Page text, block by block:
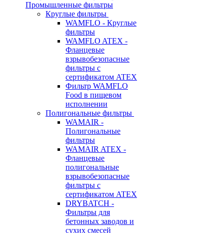
Промышленные фильтры
Круглые фильтры
WAMFLO - Круглые
фильтры
WAMFLO ATEX -
Фланцевые
взрывобезопасные
фильтры с
сертификатом ATEX
Фильтр WAMFLO
Food в пищевом
исполнении
Полигональные фильтры
WAMAIR -
Полигональные
фильтры
WAMAIR ATEX -
Фланцевые
полигональные
взрывобезопасные
фильтры с
сертификатом ATEX
DRYBATCH -
Фильтры для
бетонных заводов и
сухих смесей